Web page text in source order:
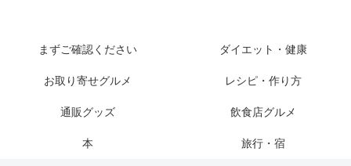
まずご確認ください ダイエット・健康
お取り寄せグルメ レシピ・作り方
通販グッズ 飲食店グルメ
本 旅行・宿